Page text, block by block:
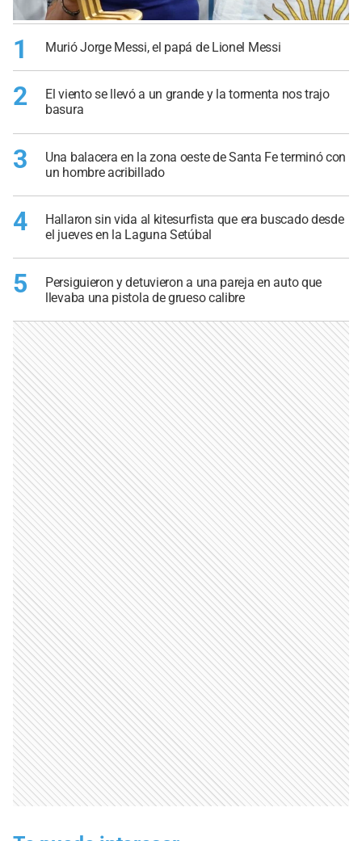
1 Murió Jorge Messi, el papá de Lionel Messi
2
El viento se llevó a un grande y la tormenta nos trajo
basura
3
Una balacera en la zona oeste de Santa Fe terminó con
un hombre acribillado
4
Hallaron sin vida al kitesurfista que era buscado desde
el jueves en la Laguna Setúbal
5
Persiguieron y detuvieron a una pareja en auto que
llevaba una pistola de grueso calibre